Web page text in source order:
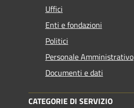
Uffici
Enti e fondazioni
Politici
Personale Amministrativo
Documenti e dati
CATEGORIE DI SERVIZIO